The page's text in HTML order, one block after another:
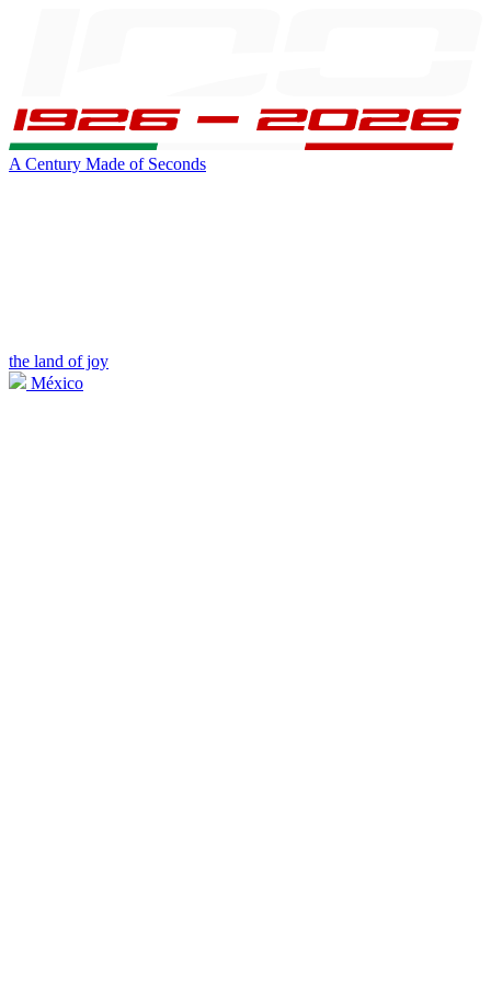
A Century Made of Seconds
the land of joy
México